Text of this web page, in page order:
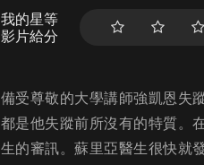
我的星等
影片給分
備受尊敬的大學講師強凱恩失
都是他失蹤前所沒有的特質。
生的審訊。蘇里亞醫生很快就